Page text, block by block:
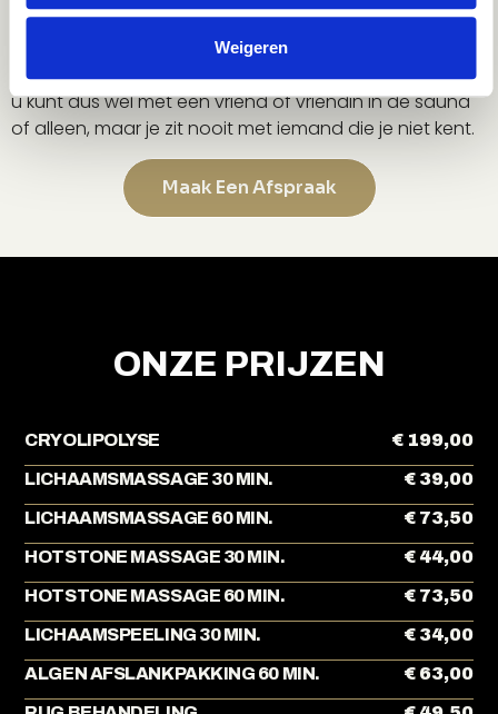
Weigeren
Infrarood sauna
De infrarood sauna kan gebruikt worden door
maximaal 2 personen. De infrarood sauna is wel privé,
u kunt dus wel met een vriend of vriendin in de sauna
of alleen, maar je zit nooit met iemand die je niet kent.
Maak Een Afspraak
ONZE PRIJZEN
CRYOLIPOLYSE € 199,00
LICHAAMSMASSAGE 30 MIN. € 39,00
LICHAAMSMASSAGE 60 MIN. € 73,50
HOTSTONE MASSAGE 30 MIN. € 44,00
HOTSTONE MASSAGE 60 MIN. € 73,50
LICHAAMSPEELING 30 MIN. € 34,00
ALGEN AFSLANKPAKKING 60 MIN. € 63,00